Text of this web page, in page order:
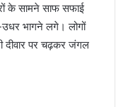
के सामने साफ सफाई
भागने लगे। लोगों
दीवार पर चढ़कर जंगल